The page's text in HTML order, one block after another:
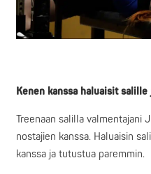
Kenen kanssa haluaisit salille
Treenaan salilla valmentajani
nostajien kanssa. Haluaisin
kanssa ja tutustua paremmin.